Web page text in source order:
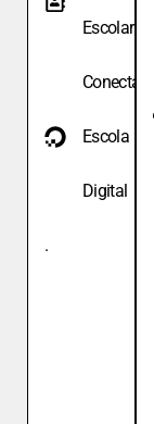
Escolar
Conecta
Escola
Digital
.